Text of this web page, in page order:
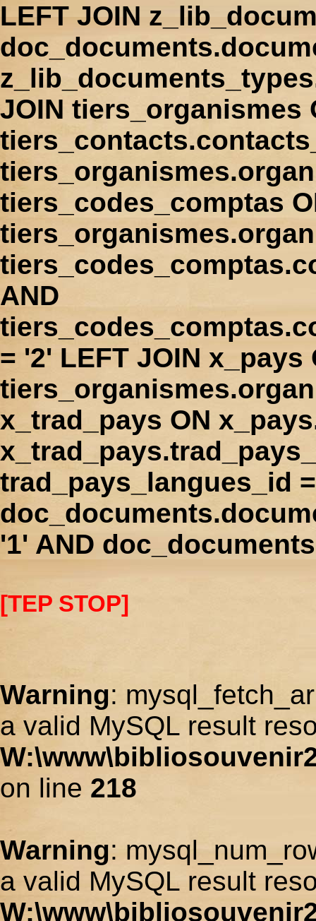
LEFT JOIN
JOIN tiers_organismes
tiers_codes_comptas
AND
= '2' LEFT JOIN
x_trad_pays ON
trad_pays_langues_id
'1' AND
[TEP STOP]
Warning:
a valid MySQL result
on line 218
Warning:
a valid MySQL result